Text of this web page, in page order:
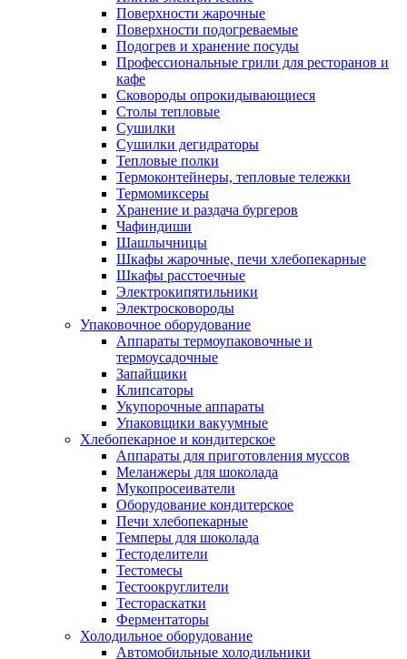
Поверхности жарочные
Поверхности подогреваемые
Подогрев и хранение посуды
Профессиональные грили для ресторанов и
кафе
Сковороды опрокидывающиеся
Столы тепловые
Сушилки
Сушилки дегидраторы
Тепловые полки
Термоконтейнеры, тепловые тележки
Термомиксеры
Хранение и раздача бургеров
Чафиндиши
Шашлычницы
Шкафы жарочные, печи хлебопекарные
Шкафы расстоечные
Электрокипятильники
Электросковороды
Упаковочное оборудование
Аппараты термоупаковочные и
термоусадочные
Запайщики
Клипсаторы
Укупорочные аппараты
Упаковщики вакуумные
Хлебопекарное и кондитерское
Аппараты для приготовления муссов
Меланжеры для шоколада
Мукопросеиватели
Оборудование кондитерское
Печи хлебопекарные
Темперы для шоколада
Тестоделители
Тестомесы
Тестоокруглители
Тестораскатки
Ферментаторы
Холодильное оборудование
Автомобильные холодильники